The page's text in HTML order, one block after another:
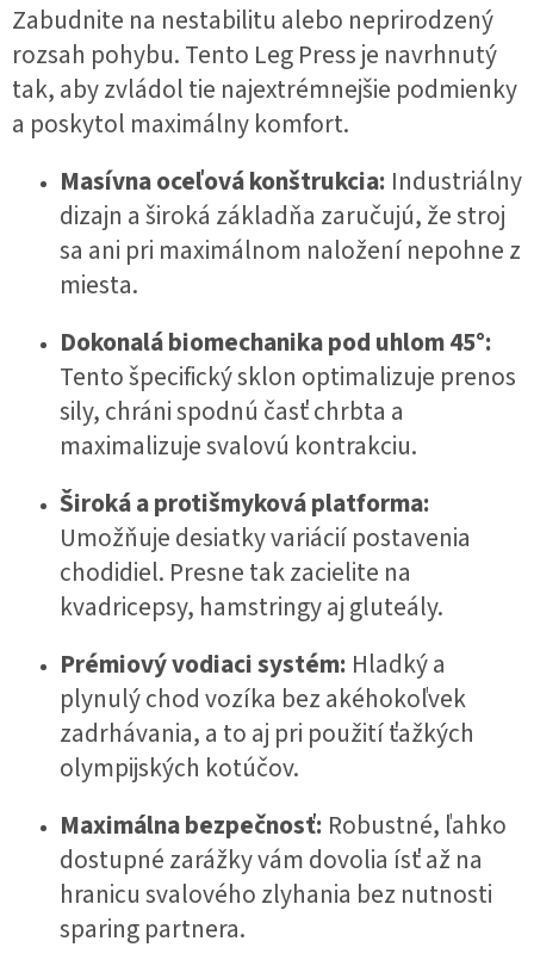
Zabudnite na nestabilitu alebo neprirodzený
rozsah pohybu. Tento Leg Press je navrhnutý
tak, aby zvládol tie najextrémnejšie podmienky
a poskytol maximálny komfort.
Masívna oceľová konštrukcia: Industriálny
dizajn a široká základňa zaručujú, že stroj
sa ani pri maximálnom naložení nepohne z
miesta.
Dokonalá biomechanika pod uhlom 45°:
Tento špecifický sklon optimalizuje prenos
sily, chráni spodnú časť chrbta a
maximalizuje svalovú kontrakciu.
Široká a protišmyková platforma:
Umožňuje desiatky variácií postavenia
chodidiel. Presne tak zacielite na
kvadricepsy, hamstringy aj gluteály.
Prémiový vodiaci systém: Hladký a
plynulý chod vozíka bez akéhokoľvek
zadrhávania, a to aj pri použití ťažkých
olympijských kotúčov.
Maximálna bezpečnosť: Robustné, ľahko
dostupné zarážky vám dovolia ísť až na
hranicu svalového zlyhania bez nutnosti
sparing partnera.